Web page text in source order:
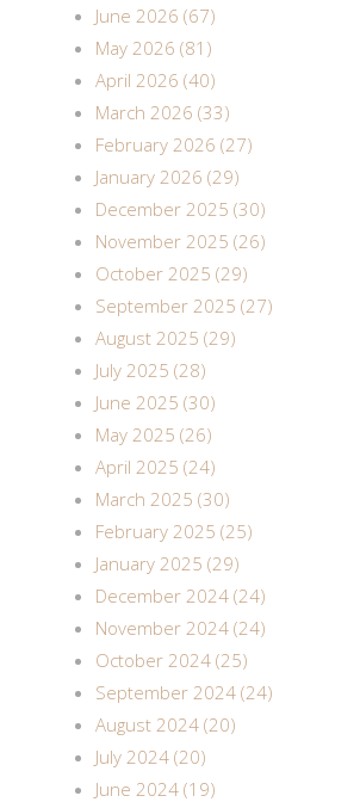
June 2026 (67)
May 2026 (81)
April 2026 (40)
March 2026 (33)
February 2026 (27)
January 2026 (29)
December 2025 (30)
November 2025 (26)
October 2025 (29)
September 2025 (27)
August 2025 (29)
July 2025 (28)
June 2025 (30)
May 2025 (26)
April 2025 (24)
March 2025 (30)
February 2025 (25)
January 2025 (29)
December 2024 (24)
November 2024 (24)
October 2024 (25)
September 2024 (24)
August 2024 (20)
July 2024 (20)
June 2024 (19)